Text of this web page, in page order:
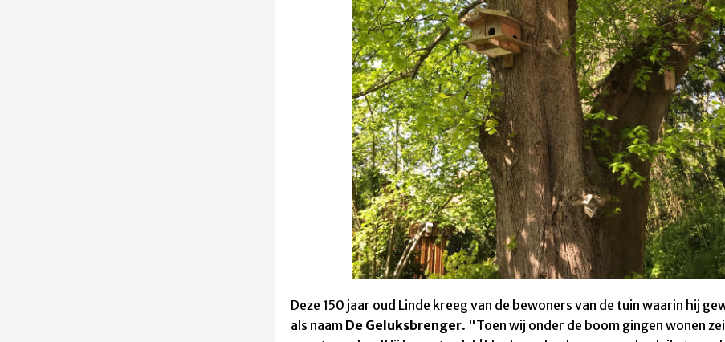
Deze 150 jaar oud Linde kreeg van d e bewoners van de tuin waarin hij
als naam De Geluksbrenger. "Toen wij onder de boom gingen wonen zei